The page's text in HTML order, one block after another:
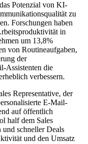
Potenzial von KI-
zu
Forschungen haben
in
um 13,8%
von Routineaufgaben,
der
Assistenten die
verbessern.
Representative, der
E-Mail-
auf öffentlich
half dem Sales
und schneller Deals
und den Umsatz